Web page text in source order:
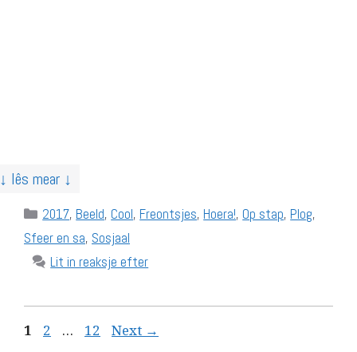
↓ lês mear ↓
Categories
2017, Beeld, Cool, Freontsjes, Hoera!, Op stap, Plog,
Sfeer en sa, Sosjaal
Lit in reaksje efter
Page
1 Page
2 … Page
12 Next →